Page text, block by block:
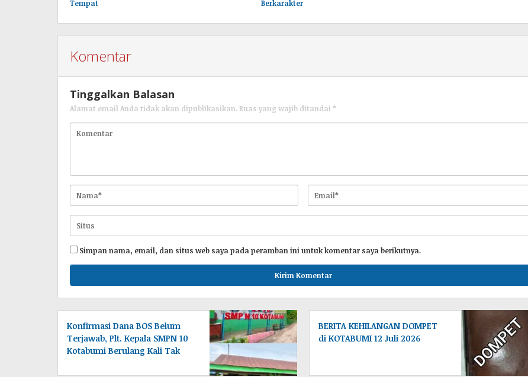
Tempat
Berkarakter
Komentar
Tinggalkan Balasan
Alamat email Anda tidak akan dipublikasikan. Ruas yang wajib ditandai *
Simpan nama, email, dan situs web saya pada peramban ini untuk komentar saya berikutnya.
Konfirmasi Dana BOS Belum
Terjawab, Plt. Kepala SMPN 10
Kotabumi Berulang Kali Tak
BERITA KEHILANGAN DOMPET
di KOTABUMI 12 Juli 2026